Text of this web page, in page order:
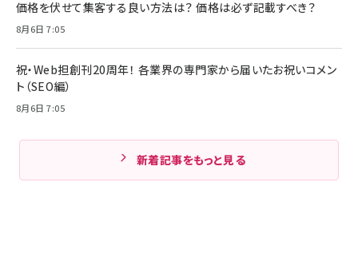
価格を伏せて集客する良い方法は？ 価格は必ず記載すべき？
8月6日 7:05
祝・Web担創刊20周年！ 各業界の専門家から届いたお祝いコメン
ト（SEO編）
8月6日 7:05
新着記事をもっと見る